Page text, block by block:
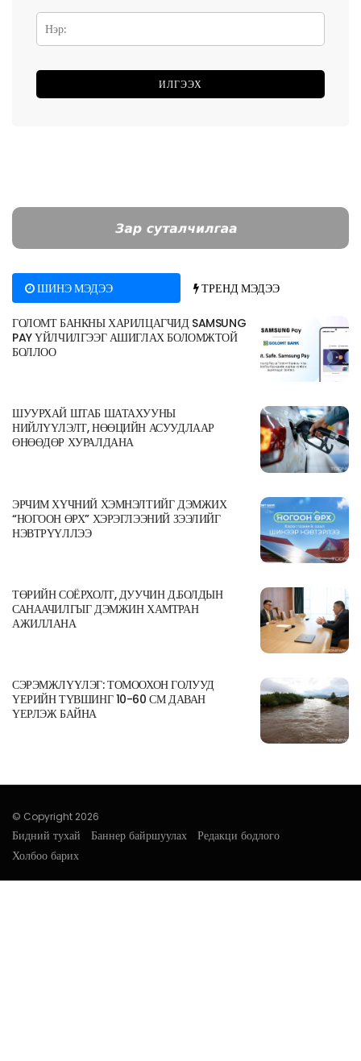
ШИНЭ МЭДЭЭ ТРЕНД МЭДЭЭ
ГОЛОМТ БАНКНЫ ХАРИЛЦАГЧИД SAMSUNG
PAY ҮЙЛЧИЛГЭЭГ АШИГЛАХ БОЛОМЖТОЙ
БОЛЛОО
ШУУРХАЙ ШТАБ ШАТАХУУНЫ
НИЙЛҮҮЛЭЛТ, НӨӨЦИЙН АСУУДЛААР
ӨНӨӨДӨР ХУРАЛДАНА
ЭРЧИМ ХҮЧНИЙ ХЭМНЭЛТИЙГ ДЭМЖИХ
“НОГООН ӨРХ” ХЭРЭГЛЭЭНИЙ ЗЭЭЛИЙГ
НЭВТРҮҮЛЛЭЭ
ТӨРИЙН СОЁРХОЛТ, ДУУЧИН Д.БОЛДЫН
САНААЧИЛГЫГ ДЭМЖИН ХАМТРАН
АЖИЛЛАНА
СЭРЭМЖЛҮҮЛЭГ: ТОМООХОН ГОЛУУД
ҮЕРИЙН ТҮВШИНГ 10-60 СМ ДАВАН
ҮЕРЛЭЖ БАЙНА
© Copyright 2026
Бидний тухай Баннер байршуулах
Редакци бодлого
Холбоо барих